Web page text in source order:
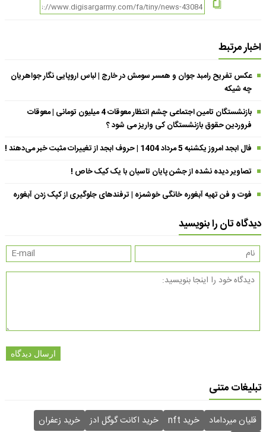
اخبار مرتبط
عکس تفریح رامبد جوان و همسر سومش در خارج | لباس اروپایی نگار جواهریان
چه شیکه
بازنشستگان تامین اجتماعی چشم انتظار معوقات 4 میلیون تومانی | معوقات
فروردین حقوق بازنشستگان کی واریز می شود ؟
فال ابجد امروز یکشنبه 5 مرداد 1404 | حروف ابجد از تغییرات مثبت خبر می‌دهند !
تصاویر دیده نشده از جشن پایان تاسیان با یک کیک خاص !
فوت و فن تهیه آبغوره خانگی خوشمزه | ترفندهای جلوگیری از کپک زدن آبغوره
دیدگاه تان را بنویسید
ارسال دیدگاه
تبلیغات متنی
قلیان میرداماد خرید nft خرید اکانت گوگل ادز خرید زعفران